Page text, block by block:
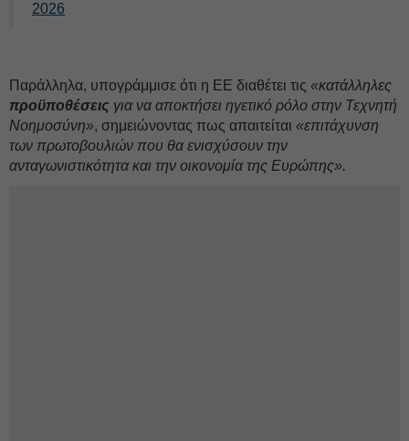
2026
Παράλληλα, υπογράμμισε ότι η ΕΕ διαθέτει τις «κατάλληλες
προϋποθέσεις για να αποκτήσει ηγετικό ρόλο στην Τεχνητή
Νοημοσύνη», σημειώνοντας πως απαιτείται «επιτάχυνση
των πρωτοβουλιών που θα ενισχύσουν την
ανταγωνιστικότητα και την οικονομία της Ευρώπης».